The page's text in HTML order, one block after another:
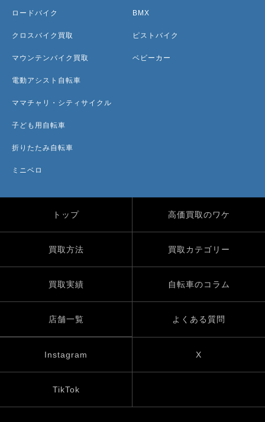
ロードバイク
クロスバイク買取
マウンテンバイク買取
電動アシスト自転車
ママチャリ・シティサイクル
子ども用自転車
折りたたみ自転車
ミニベロ
BMX
ピストバイク
ベビーカー
トップ 高価買取のワケ
買取方法 買取カテゴリー
買取実績 自転車のコラム
店舗一覧 よくある質問
Instagram X
TikTok